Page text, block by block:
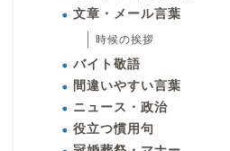
文章・メール言葉
時候の挨拶
バイト敬語
間違いやすい言葉
ニュース・政治
役立つ慣用句